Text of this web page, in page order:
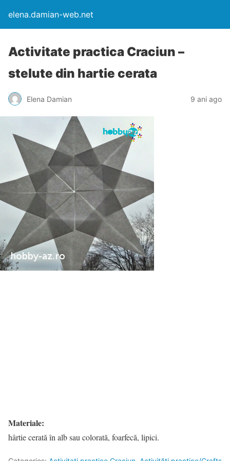
elena.damian-web.net
Activitate practica Craciun –
stelute din hartie cerata
Elena Damian 9 ani ago
Materiale:
hârtie cerată în alb sau colorată, foarfecă, lipici.